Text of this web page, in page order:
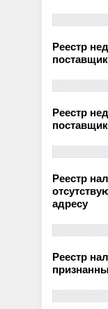
Реестр
Реестр
Реестр
адресу
Реестр